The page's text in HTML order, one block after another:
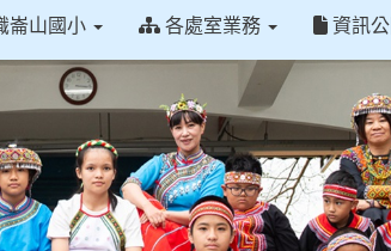
崙山國小 各處室業務 資訊